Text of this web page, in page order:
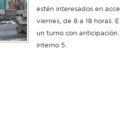
estén interesados en
viernes, de 8 a 18 horas.
un turno con
interno 5.